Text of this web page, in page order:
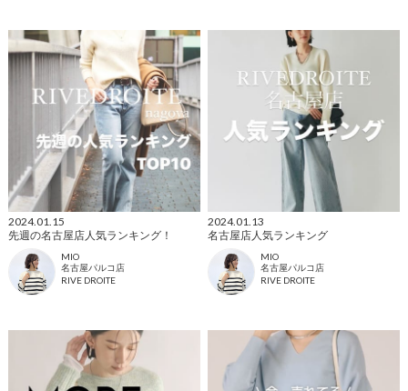
2024.01.15
先週の名古屋店人気ランキング！
MIO
名古屋パルコ店
RIVE DROITE
2024.01.13
名古屋店人気ランキング
MIO
名古屋パルコ店
RIVE DROITE